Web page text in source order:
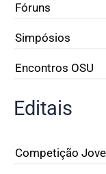
Fóruns
Simpósios
Encontros OSU
Editais
Competição